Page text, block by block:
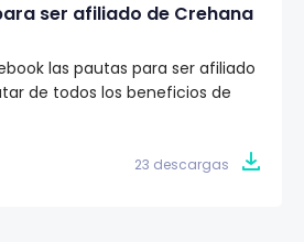
ser afiliado de Crehana
las pautas para ser afiliado
de todos los beneficios de
23 descargas